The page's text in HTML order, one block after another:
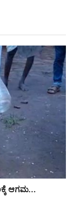
ಆಗಮ...